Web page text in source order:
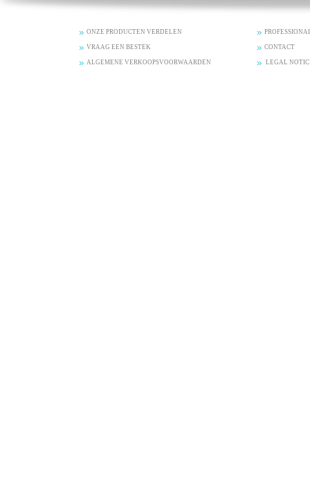
ONZE PRODUCTEN VERDELEN
VRAAG EEN BESTEK CONTACT
ALGEMENE VERKOOPSVOORWAARDEN LEGAL